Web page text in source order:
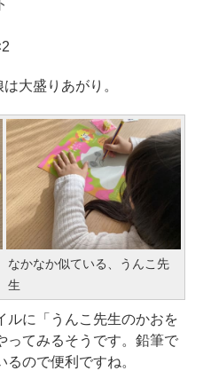
大盛りあがり。
なかなか似ている、うんこ先
生
に「うんこ先生のかおを
ってみるそうです。鉛筆で
ので便利ですね。